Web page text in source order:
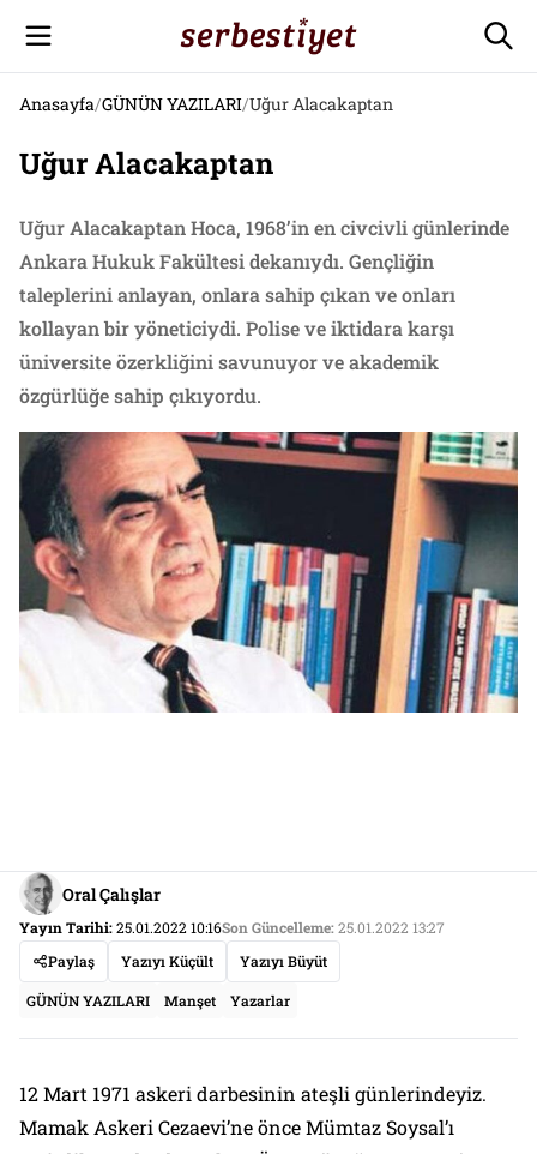
Anasayfa/GÜNÜN YAZILARI/Uğur Alacakaptan
Uğur Alacakaptan
Uğur Alacakaptan Hoca, 1968’in en civcivli günlerinde
Ankara Hukuk Fakültesi dekanıydı. Gençliğin
taleplerini anlayan, onlara sahip çıkan ve onları
kollayan bir yöneticiydi. Polise ve iktidara karşı
üniversite özerkliğini savunuyor ve akademik
özgürlüğe sahip çıkıyordu.
Oral Çalışlar
Yayın Tarihi:25.01.2022 10:16Son Güncelleme:25.01.2022 13:27
Paylaş
Yazıyı Küçült Yazıyı Büyüt
GÜNÜN YAZILARI Manşet Yazarlar
12 Mart 1971 askeri darbesinin ateşli günlerindeyiz.
Mamak Askeri Cezaevi’ne önce Mümtaz Soysal’ı